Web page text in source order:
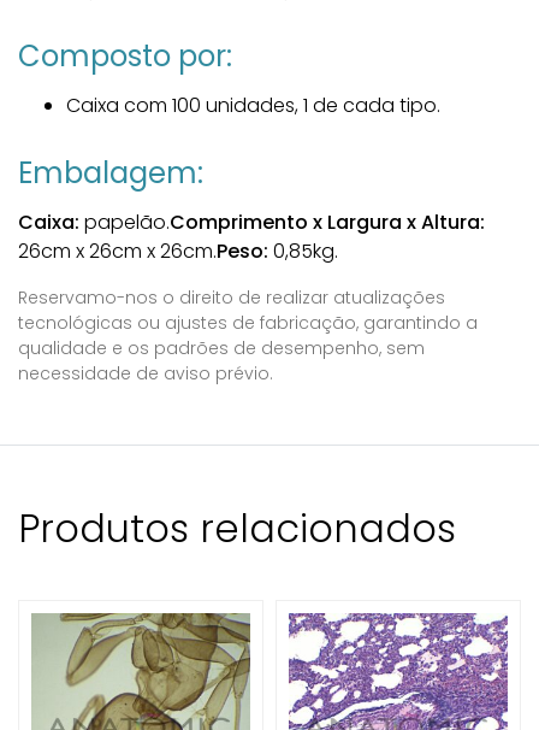
Composto por:
Caixa com 100 unidades, 1 de cada tipo.
Embalagem:
Caixa: papelão.Comprimento x Largura x Altura:
26cm x 26cm x 26cm.Peso: 0,85kg.
Reservamo-nos o direito de realizar atualizações
tecnológicas ou ajustes de fabricação, garantindo a
qualidade e os padrões de desempenho, sem
necessidade de aviso prévio.
Produtos relacionados